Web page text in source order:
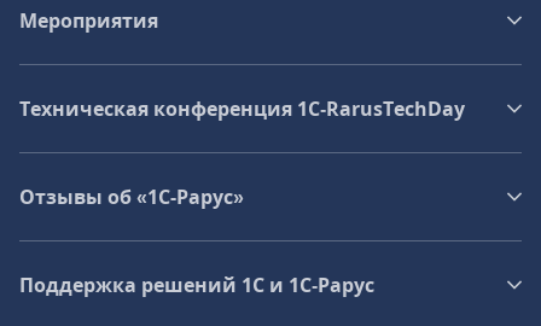
Мероприятия
Техническая конференция 1C‑RarusTechDay
Отзывы об «1С-Рарус»
Поддержка решений 1С и 1С‑Рарус